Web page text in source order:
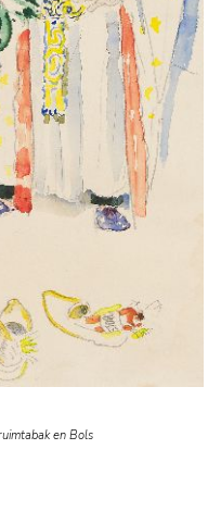
en Bols